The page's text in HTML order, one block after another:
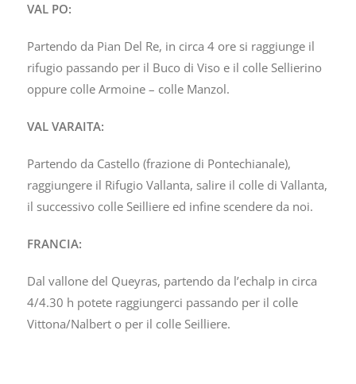
VAL PO:
Partendo da Pian Del Re, in circa 4 ore si raggiunge il
rifugio passando per il Buco di Viso e il colle Sellierino
oppure colle Armoine – colle Manzol.
VAL VARAITA:
Partendo da Castello (frazione di Pontechianale),
raggiungere il Rifugio Vallanta, salire il colle di Vallanta,
il successivo colle Seilliere ed infine scendere da noi.
FRANCIA:
Dal vallone del Queyras, partendo da l’echalp in circa
4/4.30 h potete raggiungerci passando per il colle
Vittona/Nalbert o per il colle Seilliere.